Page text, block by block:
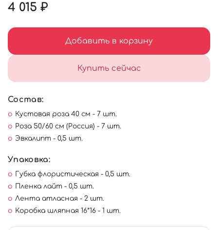
4 015 ₽
Добавить в корзину
Купить сейчас
Состав:
Кустовая роза 40 см - 7 шт.
Роза 50/60 см (Россия) - 7 шт.
Эвкалипт - 0,5 шт.
Упаковка:
Губка флористическая - 0,5 шт.
Пленка лайт - 0,5 шт.
Лента атласная - 2 шт.
Коробка шляпная 16*16 - 1 шт.